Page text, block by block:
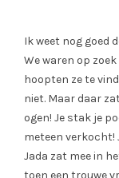
Ik weet nog goed
We waren op
hoopten ze te
niet. Maar daar
ogen! Je stak je
meteen verkocht!
Jada zat mee in
toen een trouwe